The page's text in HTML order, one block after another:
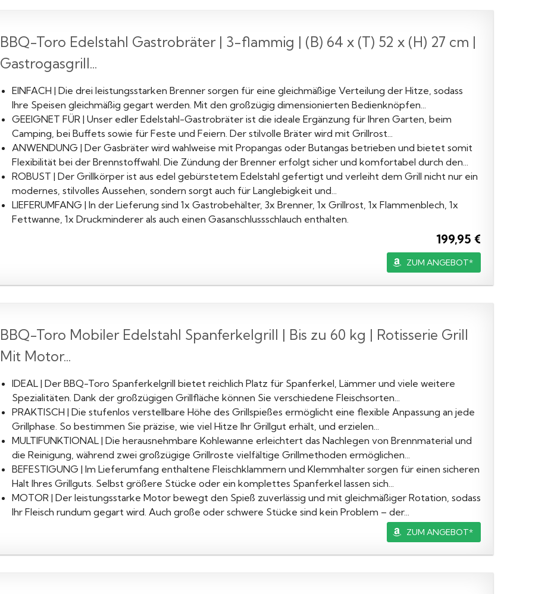
BBQ-Toro Edelstahl Gastrobräter | 3-flammig | (B) 64 x (T) 52 x (H) 27 cm |
Gastrogasgrill...
EINFACH | Die drei leistungsstarken Brenner sorgen für eine gleichmäßige Verteilung der Hitze, sodass
Ihre Speisen gleichmäßig gegart werden. Mit den großzügig dimensionierten Bedienknöpfen...
GEEIGNET FÜR | Unser edler Edelstahl-Gastrobräter ist die ideale Ergänzung für Ihren Garten, beim
Camping, bei Buffets sowie für Feste und Feiern. Der stilvolle Bräter wird mit Grillrost...
ANWENDUNG | Der Gasbräter wird wahlweise mit Propangas oder Butangas betrieben und bietet somit
Flexibilität bei der Brennstoffwahl. Die Zündung der Brenner erfolgt sicher und komfortabel durch den...
ROBUST | Der Grillkörper ist aus edel gebürstetem Edelstahl gefertigt und verleiht dem Grill nicht nur ein
modernes, stilvolles Aussehen, sondern sorgt auch für Langlebigkeit und...
LIEFERUMFANG | In der Lieferung sind 1x Gastrobehälter, 3x Brenner, 1x Grillrost, 1x Flammenblech, 1x
Fettwanne, 1x Druckminderer als auch einen Gasanschlussschlauch enthalten.
199,95 €
ZUM ANGEBOT*
BBQ-Toro Mobiler Edelstahl Spanferkelgrill | Bis zu 60 kg | Rotisserie Grill
Mit Motor...
IDEAL | Der BBQ-Toro Spanferkelgrill bietet reichlich Platz für Spanferkel, Lämmer und viele weitere
Spezialitäten. Dank der großzügigen Grillfläche können Sie verschiedene Fleischsorten...
PRAKTISCH | Die stufenlos verstellbare Höhe des Grillspießes ermöglicht eine flexible Anpassung an jede
Grillphase. So bestimmen Sie präzise, wie viel Hitze Ihr Grillgut erhält, und erzielen...
MULTIFUNKTIONAL | Die herausnehmbare Kohlewanne erleichtert das Nachlegen von Brennmaterial und
die Reinigung, während zwei großzügige Grillroste vielfältige Grillmethoden ermöglichen...
BEFESTIGUNG | Im Lieferumfang enthaltene Fleischklammern und Klemmhalter sorgen für einen sicheren
Halt Ihres Grillguts. Selbst größere Stücke oder ein komplettes Spanferkel lassen sich...
MOTOR | Der leistungsstarke Motor bewegt den Spieß zuverlässig und mit gleichmäßiger Rotation, sodass
Ihr Fleisch rundum gegart wird. Auch große oder schwere Stücke sind kein Problem – der...
ZUM ANGEBOT*